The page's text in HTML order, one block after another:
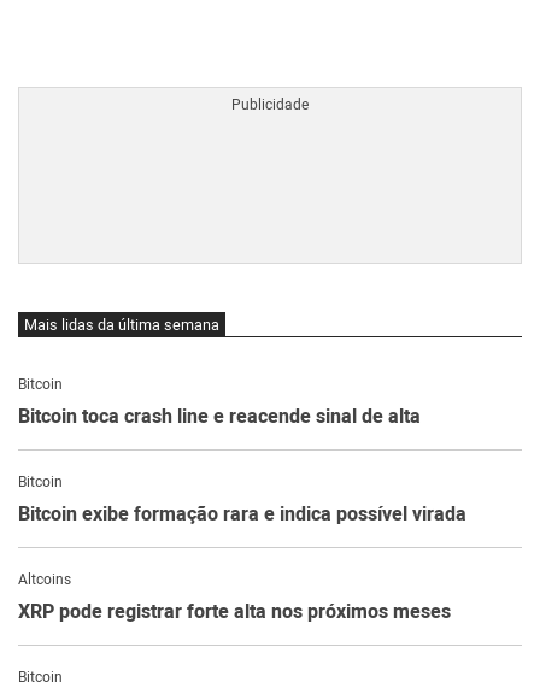
Mais lidas da última semana
Bitcoin
Bitcoin toca crash line e reacende sinal de alta
Bitcoin
Bitcoin exibe formação rara e indica possível virada
Altcoins
XRP pode registrar forte alta nos próximos meses
Bitcoin